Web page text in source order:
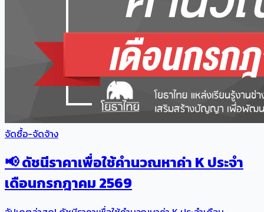
จัดซื้อ-จัดจ้าง
📢 ดัชนีราคาเพื่อใช้คำนวณหาค่า K ประจำ
เดือนกรกฎาคม 2569